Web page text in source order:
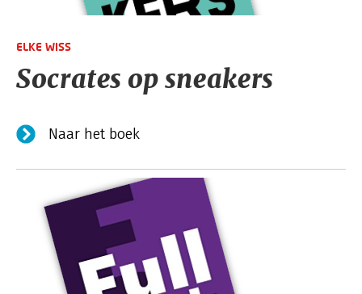
ELKE WISS
Socrates op sneakers
Naar het boek